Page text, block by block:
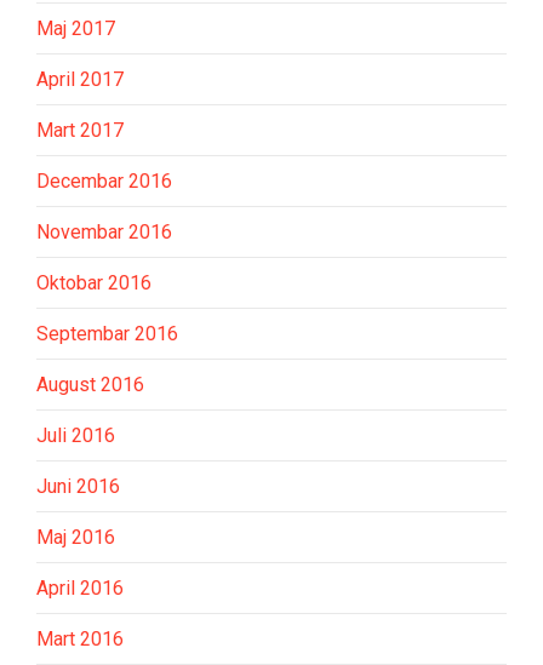
Maj 2017
April 2017
Mart 2017
Decembar 2016
Novembar 2016
Oktobar 2016
Septembar 2016
August 2016
Juli 2016
Juni 2016
Maj 2016
April 2016
Mart 2016